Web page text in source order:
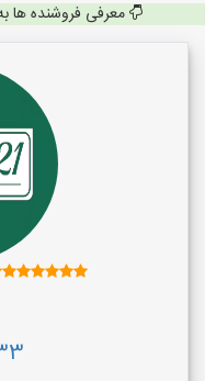
معرفی فروشنده